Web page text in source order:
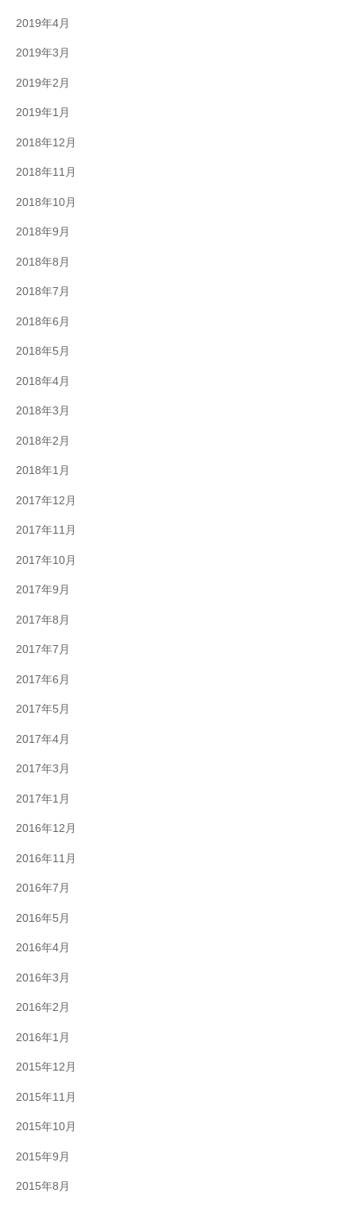
2019年4月
2019年3月
2019年2月
2019年1月
2018年12月
2018年11月
2018年10月
2018年9月
2018年8月
2018年7月
2018年6月
2018年5月
2018年4月
2018年3月
2018年2月
2018年1月
2017年12月
2017年11月
2017年10月
2017年9月
2017年8月
2017年7月
2017年6月
2017年5月
2017年4月
2017年3月
2017年1月
2016年12月
2016年11月
2016年7月
2016年5月
2016年4月
2016年3月
2016年2月
2016年1月
2015年12月
2015年11月
2015年10月
2015年9月
2015年8月